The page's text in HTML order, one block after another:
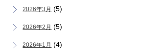
2026年3月 (5)
2026年2月 (5)
2026年1月 (4)